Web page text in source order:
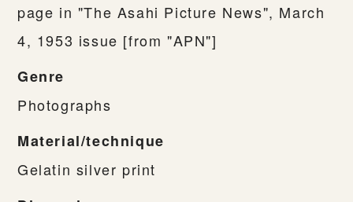
page in "The Asahi Picture News", March
4, 1953 issue [from "APN"]
Genre
Photographs
Material/technique
Gelatin silver print